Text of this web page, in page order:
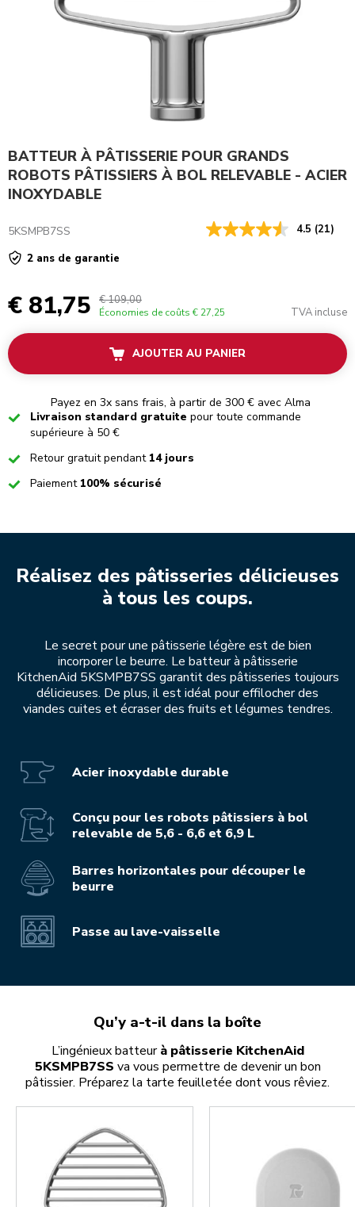
BATTEUR À PÂTISSERIE POUR GRANDS
ROBOTS PÂTISSIERS À BOL RELEVABLE - ACIER
INOXYDABLE
5KSMPB7SS 4.5 (21)
2 ans de garantie
€ 81,75 € 109,00
Économies de coûts € 27,25 TVA incluse
AJOUTER AU PANIER
Payez en 3x sans frais, à partir de 300 € avec Alma
CheckedLivraison standard gratuite pour toute commande
supérieure à 50 €
CheckedRetour gratuit pendant 14 jours
CheckedPaiement 100% sécurisé
Réalisez des pâtisseries délicieuses
à tous les coups.
Le secret pour une pâtisserie légère est de bien
incorporer le beurre. Le batteur à pâtisserie
KitchenAid 5KSMPB7SS garantit des pâtisseries toujours
délicieuses. De plus, il est idéal pour effilocher des
viandes cuites et écraser des fruits et légumes tendres.
Acier inoxydable durable
Conçu pour les robots pâtissiers à bol
relevable de 5,6 - 6,6 et 6,9 L
Barres horizontales pour découper le
beurre
Passe au lave-vaisselle
Qu’y a-t-il dans la boîte
L’ingénieux batteurà pâtisserie KitchenAid
5KSMPB7SS va vous permettre de devenir un bon
pâtissier. Préparez la tarte feuilletée dont vous rêviez.